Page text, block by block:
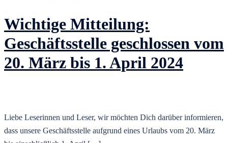
Wichtige Mitteilung:
Geschäftsstelle geschlossen vom
20. März bis 1. April 2024
Liebe Leserinnen und Leser, wir möchten Dich darüber informieren,
dass unsere Geschäftsstelle aufgrund eines Urlaubs vom 20. März